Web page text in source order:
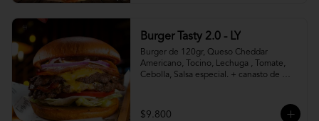
Burger Tasty 2.0 - LY
Burger de 120gr, Queso Cheddar
Americano, Tocino, Lechuga , Tomate,
Cebolla, Salsa especial. + canasto de
$9.800